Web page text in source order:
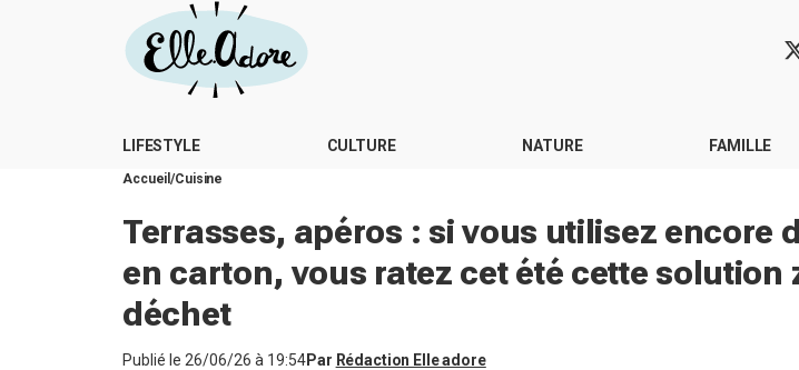
LIFESTYLE CULTURE NATURE FAMILLE
Accueil Cuisine
Terrasses, apéros : si vous utilisez encore
en carton, vous ratez cet été cette solution
déchet
Publié le 26/06/26 à 19:54Par Rédaction Elle adore